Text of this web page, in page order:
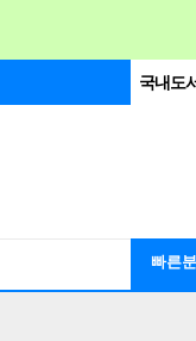
국내도
빠른